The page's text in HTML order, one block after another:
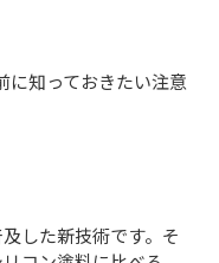
に知っておきたい注意
した新技術です。そ